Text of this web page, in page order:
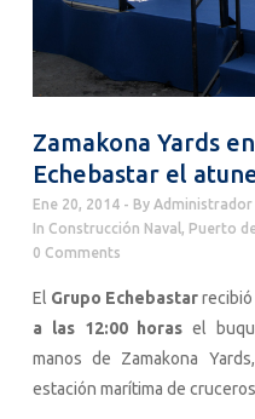
Zamakona Yards
Echebastar el
Ene 20, 2014 By Administrador
In Construcción Naval Puerto
0 Comments
El Grupo Echebastarrecibió
a las 12:00 horas el
manos de Zamakona
estación marítima de